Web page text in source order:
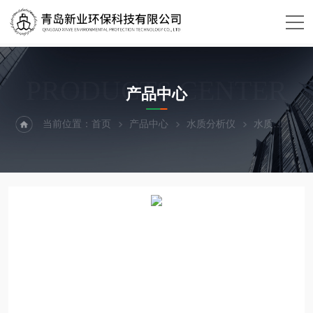
PRODUCTS CENTER
产品中心
当前位置：首页 产品中心 水质分析仪 水质 XY-